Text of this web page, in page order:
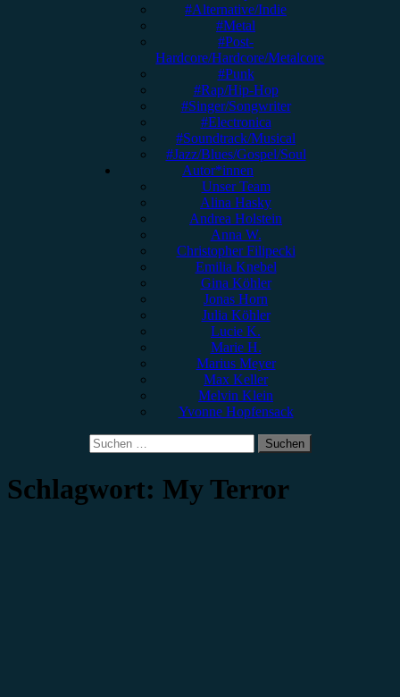
#Alternative/Indie
#Metal
#Post-
Hardcore/Hardcore/Metalcore
#Punk
#Rap/Hip-Hop
#Singer/Songwriter
#Electronica
#Soundtrack/Musical
#Jazz/Blues/Gospel/Soul
Autor*innen
Unser Team
Alina Hasky
Andrea Holstein
Anna W.
Christopher Filipecki
Emilia Knebel
Gina Köhler
Jonas Horn
Julia Köhler
Lucie K.
Marie H.
Marius Meyer
Max Keller
Melvin Klein
Yvonne Hopfensack
Suchen
nach:
Schlagwort: My Terror